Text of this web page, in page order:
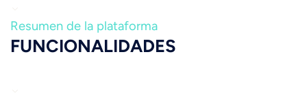
Resumen de la plataforma
FUNCIONALIDADES